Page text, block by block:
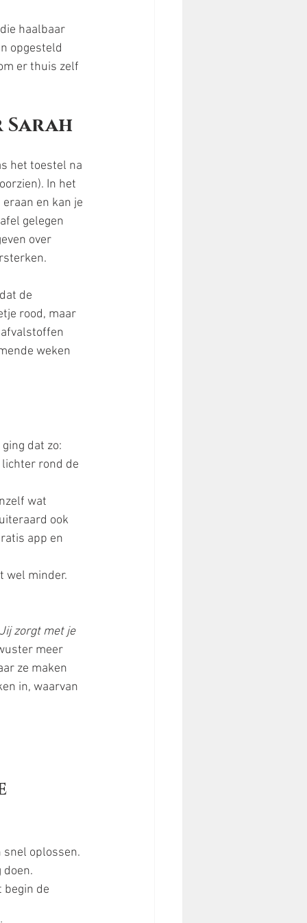
haalbaar
opgesteld
er thuis zelf
Sarah
het toestel na
In het
en kan je
gelegen
over
de
rood, maar
weken
dat zo:
rond de
wat
ook
app en
wel minder.
zorgt met je
meer
ze maken
in, waarvan
oplossen.
doen.
begin de